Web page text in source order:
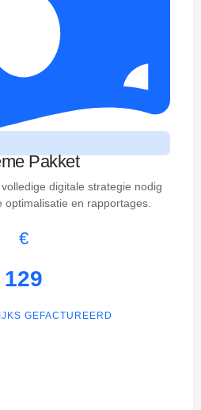
Pakket
digitale strategie nodig
optimalisatie en rapportages.
€
129
GEFACTUREERD